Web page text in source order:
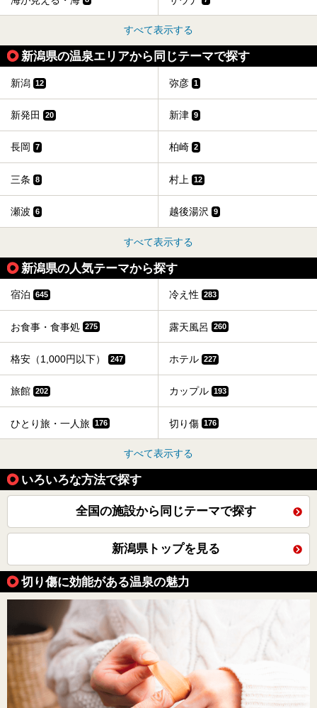
すべて表示する
新潟県の温泉エリアから同じテーマで探す
新潟 12 弥彦 1
新発田 20 新津 9
長岡 7 柏崎 2
三条 8 村上 12
瀬波 6 越後湯沢 9
すべて表示する
新潟県の人気テーマから探す
宿泊 645 冷え性 283
お食事・食事処 275 露天風呂 260
格安（1,000円以下） 247 ホテル 227
旅館 202 カップル 193
ひとり旅・一人旅 176 切り傷 176
すべて表示する
いろいろな方法で探す
全国の施設から同じテーマで探す
新潟県トップを見る
切り傷に効能がある温泉の魅力